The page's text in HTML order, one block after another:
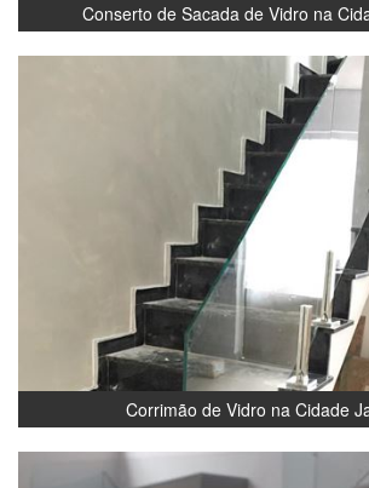
Conserto de Sacada de Vidro na
Corrimão de Vidro na Cidade